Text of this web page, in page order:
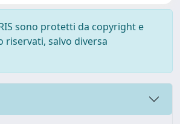
sono protetti da copyright e
salvo diversa